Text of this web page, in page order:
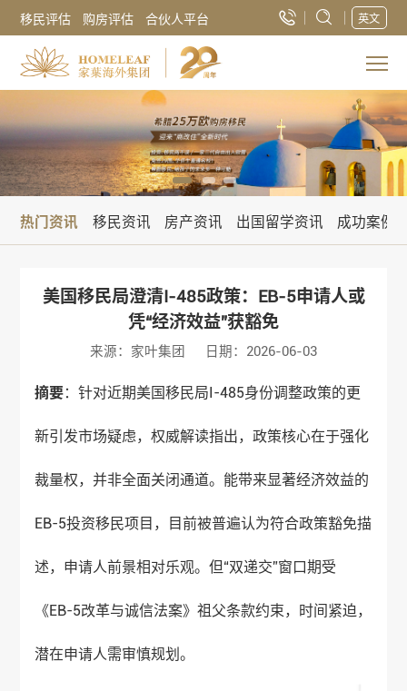
移民评估 购房评估 合伙人平台 英文
热门资讯 移民资讯 房产资讯 出国留学资讯 成功案例
美国移民局澄清I-485政策：EB-5申请人或
凭“经济效益”获豁免
来源：家叶集团 日期：2026-06-03
摘要：针对近期美国移民局I-485身份调整政策的更
新引发市场疑虑，权威解读指出，政策核心在于强化
裁量权，并非全面关闭通道。能带来显著经济效益的
EB-5投资移民项目，目前被普遍认为符合政策豁免描
述，申请人前景相对乐观。但“双递交”窗口期受
《EB-5改革与诚信法案》祖父条款约束，时间紧迫，
潜在申请人需审慎规划。